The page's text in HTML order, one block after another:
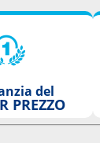
del
PREZZO